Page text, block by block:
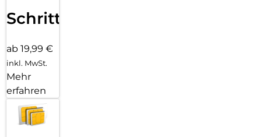
Schritten
ab 19,99 €
inkl. MwSt.
Mehr
erfahren